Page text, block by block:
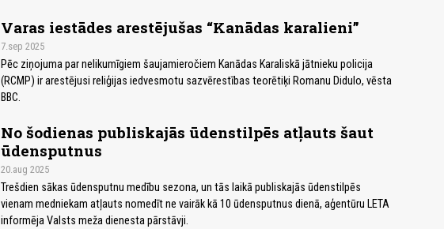
Varas iestādes arestējušas “Kanādas karalieni”
7.sep 2025
Pēc ziņojuma par nelikumīgiem šaujamieročiem Kanādas Karaliskā jātnieku policija
(RCMP) ir arestējusi reliģijas iedvesmotu sazvērestības teorētiķi Romanu Didulo, vēsta
BBC.
No šodienas publiskajās ūdenstilpēs atļauts šaut
ūdensputnus
20.aug 2025
Trešdien sākas ūdensputnu medību sezona, un tās laikā publiskajās ūdenstilpēs
vienam medniekam atļauts nomedīt ne vairāk kā 10 ūdensputnus dienā, aģentūru LETA
informēja Valsts meža dienesta pārstāvji.